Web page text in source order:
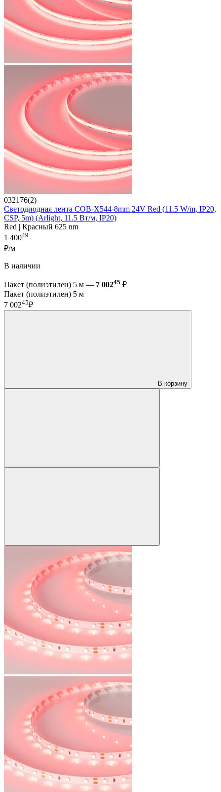
032176(2)
Светодиодная лента COB-X544-8mm 24V Red (11.5 W/m, IP20,
CSP, 5m) (Arlight, 11.5 Вт/м, IP20)
Red | Красный 625 nm
1 40049
₽/м
В наличии
Пакет (полиэтилен) 5 м — 7 00245 ₽
Пакет (полиэтилен) 5 м
7 00245₽
В корзину